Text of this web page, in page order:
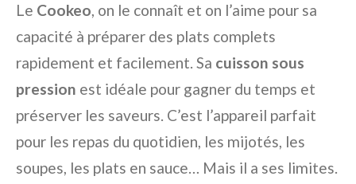
Le Cookeo, on le connaît et on l’aime pour sa
capacité à préparer des plats complets
rapidement et facilement. Sa cuisson sous
pression est idéale pour gagner du temps et
préserver les saveurs. C’est l’appareil parfait
pour les repas du quotidien, les mijotés, les
soupes, les plats en sauce… Mais il a ses limites.